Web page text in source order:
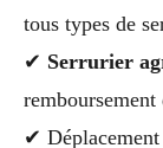
tous types de
✔ Serrurier
✔